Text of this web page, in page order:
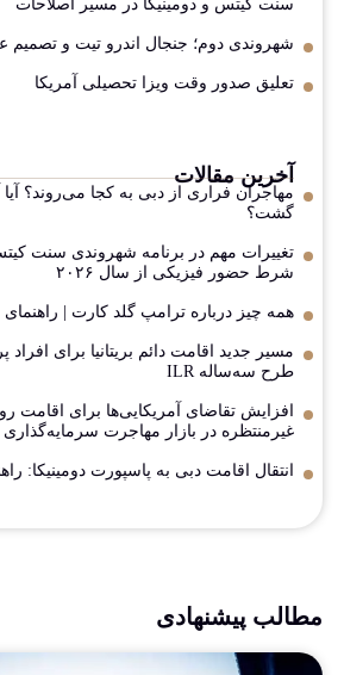
سنت کیتس و دومینیکا در مسیر اصلاحات
شهروندی دوم؛ جنجال اندرو تیت و تصمیم
تعلیق صدور وقت ویزا تحصیلی آمریکا
آخرین مقالات
مهاجران فراری از دبی به کجا می‌روند؟ آیا
گشت؟
شرط حضور فیزیکی از سال ۲۰۲۶
همه چیز درباره ترامپ گلد کارت | راهنمای
مسیر جدید اقامت دائم بریتانیا برای افراد
طرح سه‌ساله ILR
افزایش تقاضای آمریکایی‌ها برای اقامت
غیرمنتظره در بازار مهاجرت سرمایه‌گذاری
انتقال اقامت دبی به پاسپورت دومینیکا:
مطالب پیشنهادی